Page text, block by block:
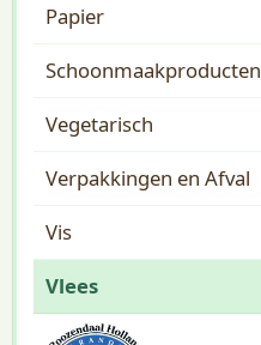
Papier
Schoonmaakproducten
Vegetarisch
Verpakkingen en Afval
Vis
Vlees